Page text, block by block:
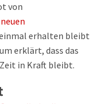
von
neuen
erhalten bleibt
erklärt, dass das
in Kraft bleibt.